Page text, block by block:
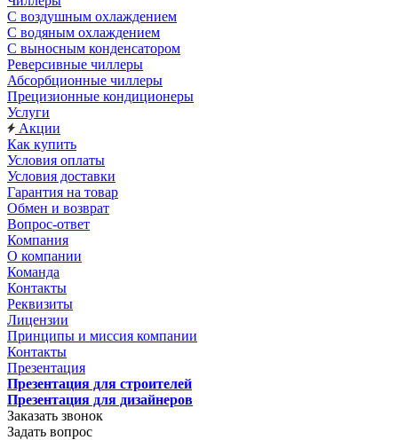
С воздушным охлаждением
С водяным охлаждением
С выносным конденсатором
Реверсивные чиллеры
Абсорбционные чиллеры
Прецизионные кондиционеры
Услуги
Акции
Как купить
Условия оплаты
Условия доставки
Гарантия на товар
Обмен и возврат
Вопрос-ответ
Компания
О компании
Команда
Контакты
Реквизиты
Лицензии
Принципы и миссия компании
Контакты
Презентация
Презентация для строителей
Презентация для дизайнеров
Заказать звонок
Задать вопрос